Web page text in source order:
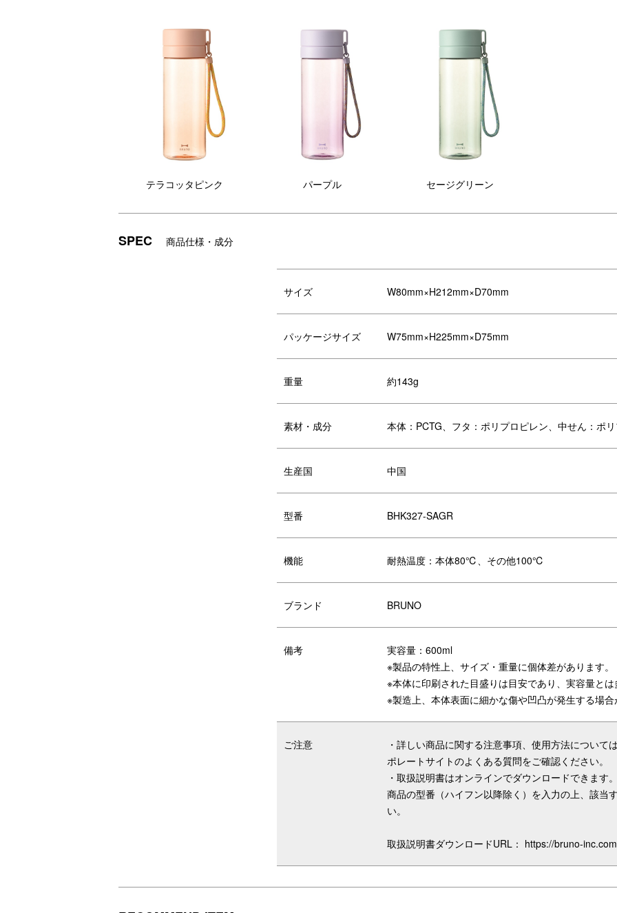
DETAIL 商品詳細
＼モチベーションを高める＆笑顔になれるメッセージ付き／
バックのポケットにも収納しやすいサ
開口部
テラコッタピンク パープル セージグリーン
SPEC 商品仕様・成分
サイズ W80mm×H212mm×D70mm
パッケージサイズ W75mm×H225mm×D75mm
重量 約143g
素材・成分 本体：PCTG、フタ：ポリプロピレン、中せん：ポ
生産国 中国
型番 BHK327-SAGR
機能 耐熱温度：本体80℃、その他100℃
ブランド BRUNO
備考
実容量：600ml
※製品の特性上、サイズ・重量に個体差があります。
※本体に印刷された目盛りは目安であり、実容量と
※製造上、本体表面に細かな傷や凹凸が発生する場
ご注意
・詳しい商品に関する注意事項、使用方法につい
ポレートサイトのよくある質問をご確認ください。
・取扱説明書はオンラインでダウンロードできま
商品の型番（ハイフン以降除く）を入力の上、該当
い。
取扱説明書ダウンロードURL： https://bruno-